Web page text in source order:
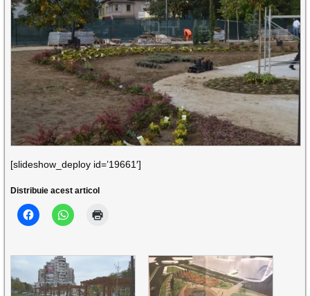
[slideshow_deploy id=’19661′]
Distribuie acest articol